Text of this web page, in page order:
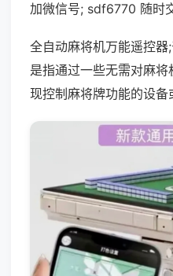
加微信号; sdf6770 随时
全自动麻将机万能遥控
是指通过一些无需对麻
现控制麻将牌功能的设备